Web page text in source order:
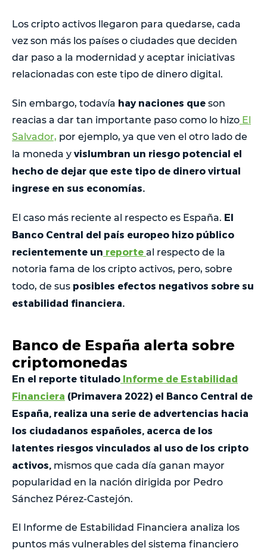
Los cripto activos llegaron para quedarse, cada
vez son más los países o ciudades que deciden
dar paso a la modernidad y aceptar iniciativas
relacionadas con este tipo de dinero digital.
Sin embargo, todavía hay naciones que son
reacias a dar tan importante paso como lo hizo El
Salvador, por ejemplo, ya que ven el otro lado de
la moneda y vislumbran un riesgo potencial el
hecho de dejar que este tipo de dinero virtual
ingrese en sus economías.
El caso más reciente al respecto es España. El
Banco Central del país europeo hizo público
recientemente un reporte al respecto de la
notoria fama de los cripto activos, pero, sobre
todo, de sus posibles efectos negativos sobre su
estabilidad financiera.
Banco de España alerta sobre
criptomonedas
En el reporte titulado Informe de Estabilidad
Financiera (Primavera 2022) el Banco Central de
España, realiza una serie de advertencias hacia
los ciudadanos españoles, acerca de los
latentes riesgos vinculados al uso de los cripto
activos, mismos que cada día ganan mayor
popularidad en la nación dirigida por Pedro
Sánchez Pérez-Castejón.
El Informe de Estabilidad Financiera analiza los
puntos más vulnerables del sistema financiero